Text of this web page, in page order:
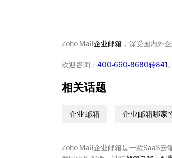
Zoho Mail企业邮箱，深受国内外
欢迎咨询： 400-660-8680转841
相关话题
企业邮箱 企业邮箱哪家
Zoho Mail企业邮箱是一款SaaS云